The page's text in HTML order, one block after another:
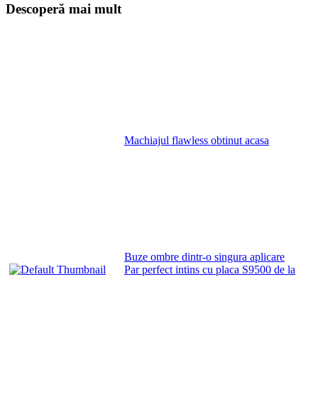
Descoperă mai mult
Machiajul flawless obtinut acasa
Buze ombre dintr-o singura aplicare
Par perfect intins cu placa S9500 de la